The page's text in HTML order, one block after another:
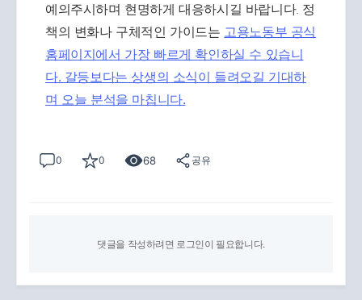
예의주시하며 현명하게 대응하시길 바랍니다. 정
책의 변화나 구체적인 가이드는 고용노동부 공식
홈페이지에서 가장 빠르게 확인하실 수 있습니
다. 갈등보다는 상생의 소식이 들려오길 기대하
며 오늘 분석을 마칩니다.
0 0 68 공유
댓글을 작성하려면 로그인이 필요합니다.